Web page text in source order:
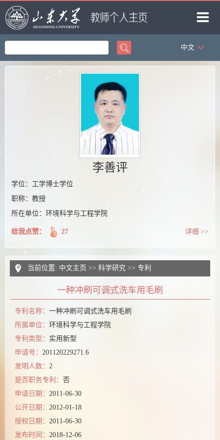
首页
中文
李善评
学位：工学博士学位
职称：教授
所在单位：环境科学与工程学院
给我点赞： 27 详细 >>
当前位置: 中文主页 >> 科学研究 >> 专利
一种冲刷可调式洗车用毛刷
专利名称： 一种冲刷可调式洗车用毛刷
所属单位： 环境科学与工程学院
专利类型： 实用新型
申请号： 201120229271.6
发明人数： 2
是否职务专利： 否
申请日期： 2011-06-30
公开日期： 2012-01-18
授权日期： 2011-06-30
发布时间： 2018-12-06